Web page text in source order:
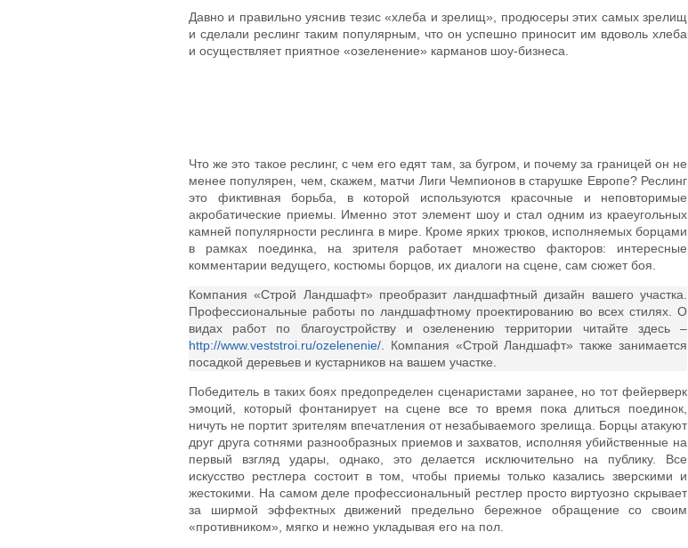
Давно и правильно уяснив тезис «хлеба и зрелищ», продюсеры этих самых зрелищ
и сделали реслинг таким популярным, что он успешно приносит им вдоволь хлеба
и осуществляет приятное «озеленение» карманов шоу-бизнеса.
Что же это такое реслинг, с чем его едят там, за бугром, и почему за границей он не
менее популярен, чем, скажем, матчи Лиги Чемпионов в старушке Европе? Реслинг
это фиктивная борьба, в которой используются красочные и неповторимые
акробатические приемы. Именно этот элемент шоу и стал одним из краеугольных
камней популярности реслинга в мире. Кроме ярких трюков, исполняемых борцами
в рамках поединка, на зрителя работает множество факторов: интересные
комментарии ведущего, костюмы борцов, их диалоги на сцене, сам сюжет боя.
Компания «Строй Ландшафт» преобразит ландшафтный дизайн вашего участка.
Профессиональные работы по ландшафтному проектированию во всех стилях. О
видах работ по благоустройству и озеленению территории читайте здесь –
http://www.veststroi.ru/ozelenenie/ . Компания «Строй Ландшафт» также занимается
посадкой деревьев и кустарников на вашем участке.
Победитель в таких боях предопределен сценаристами заранее, но тот фейерверк
эмоций, который фонтанирует на сцене все то время пока длиться поединок,
ничуть не портит зрителям впечатления от незабываемого зрелища. Борцы атакуют
друг друга сотнями разнообразных приемов и захватов, исполняя убийственные на
первый взгляд удары, однако, это делается исключительно на публику. Все
искусство рестлера состоит в том, чтобы приемы только казались зверскими и
жестокими. На самом деле профессиональный рестлер просто виртуозно скрывает
за ширмой эффектных движений предельно бережное обращение со своим
«противником», мягко и нежно укладывая его на пол.